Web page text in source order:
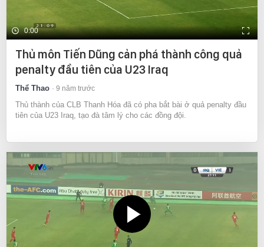
0:00
Thủ môn Tiến Dũng cản phá thành công quả
penalty đầu tiên của U23 Iraq
Thể Thao 9 năm trước
Thủ thành của CLB Thanh Hóa đã có pha bắt bài ở quả penalty đầu
tiên của U23 Iraq, tạo đà tâm lý cho các đồng đội.